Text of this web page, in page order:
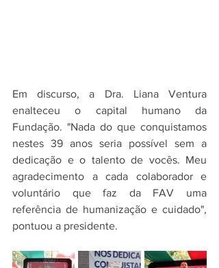
Em discurso, a Dra. Liana Ventura
enalteceu o capital humano da
Fundação. "Nada do que conquistamos
nestes 39 anos seria possível sem a
dedicação e o talento de vocês. Meu
agradecimento a cada colaborador e
voluntário que faz da FAV uma
referência de humanização e cuidado",
pontuou a presidente.